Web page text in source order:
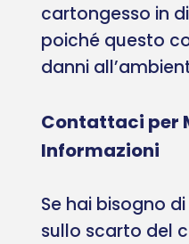
cartongesso in
poiché questo
danni
Contattaci per
Informazioni
Se hai bisogno
sullo scarto del